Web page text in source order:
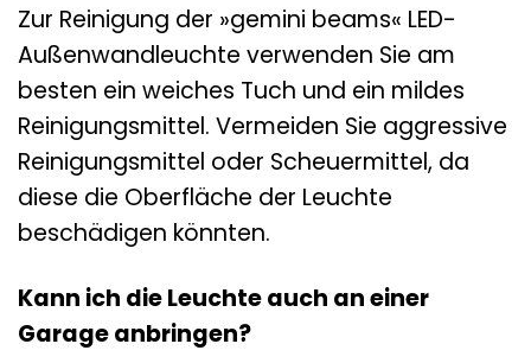
Zur Reinigung der »gemini beams« LED-
Außenwandleuchte verwenden Sie am
besten ein weiches Tuch und ein mildes
Reinigungsmittel. Vermeiden Sie aggressive
Reinigungsmittel oder Scheuermittel, da
diese die Oberfläche der Leuchte
beschädigen könnten.
Kann ich die Leuchte auch an einer
Garage anbringen?